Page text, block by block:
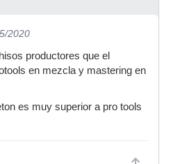
2020
productores que el
en mezcla y mastering en
es muy superior a pro tools